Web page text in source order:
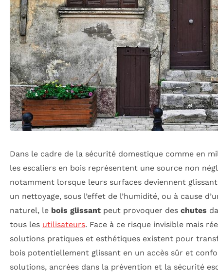
Dans le cadre de la sécurité domestique comme en
les escaliers en bois représentent une source non
notamment lorsque leurs surfaces deviennent
un nettoyage, sous l’effet de l’humidité, ou à cause
naturel, le bois glissant peut provoquer des chutes
tous les utilisateurs. Face à ce risque invisible mais
solutions pratiques et esthétiques existent pour
bois potentiellement glissant en un accès sûr et
solutions, ancrées dans la prévention et la sécurité